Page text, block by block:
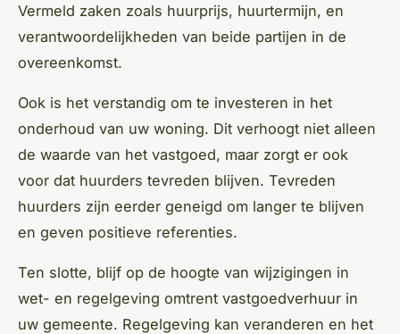
Vermeld zaken zoals huurprijs, huurtermijn, en
verantwoordelijkheden van beide partijen in de
overeenkomst.
Ook is het verstandig om te investeren in het
onderhoud van uw woning. Dit verhoogt niet alleen
de waarde van het vastgoed, maar zorgt er ook
voor dat huurders tevreden blijven. Tevreden
huurders zijn eerder geneigd om langer te blijven
en geven positieve referenties.
Ten slotte, blijf op de hoogte van wijzigingen in
wet- en regelgeving omtrent vastgoedverhuur in
uw gemeente. Regelgeving kan veranderen en het